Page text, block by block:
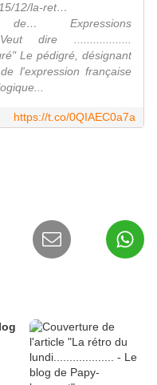
12/la-ret…
Expressions
dire ..................
Le pédigré, désignant
l'expression française
https://t.co/0QIAEC0a7a